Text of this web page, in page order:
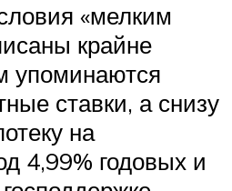
«мелким
крайне
упоминаются
ставки, а снизу
на
4,99% годовых и